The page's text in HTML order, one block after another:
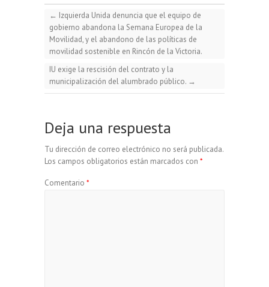
k
y
o
o
k
A
p
p
r
a
L
i
n
l a
r
t
r
← Izquierda Unida denuncia que el equipo de
gobierno abandona la Semana Europea de la
Movilidad, y el abandono de las políticas de
movilidad sostenible en Rincón de la Victoria.
IU exige la rescisión del contrato y la
municipalización del alumbrado público. →
Deja una respuesta
Tu dirección de correo electrónico no será publicada.
Los campos obligatorios están marcados con *
Comentario *